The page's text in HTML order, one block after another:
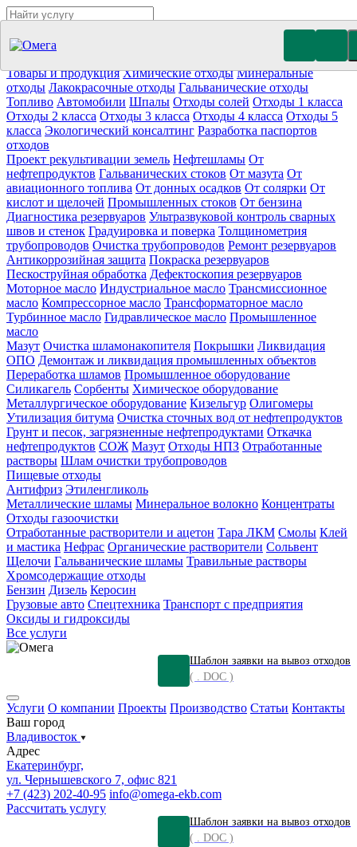
Демонтаж
резервуаров (10)
Нефтепродукты
Товары и продукция Химические отходы Минеральные
отходы Лакокрасочные отходы Гальванические отходы
Топливо Автомобили Шпалы Отходы солей Отходы 1 класса
Отходы 2 класса Отходы 3 класса Отходы 4 класса Отходы 5
класса Экологический консалтинг Разработка паспортов
отходов
Проект рекультивации земель Нефтешламы От
нефтепродуктов Гальванических стоков От мазута От
авиационного топлива От донных осадков От солярки От
кислот и щелочей Промышленных стоков От бензина
Диагностика резервуаров Ультразвуковой контроль сварных
швов и стенок Градуировка и поверка Толщинометрия
трубопроводов Очистка трубопроводов Ремонт резервуаров
Антикоррозийная защита Покраска резервуаров
Пескоструйная обработка Дефектоскопия резервуаров
Моторное масло Индустриальное масло Трансмиссионное
масло Компрессорное масло Трансформаторное масло
Турбинное масло Гидравлическое масло Промышленное
масло
Мазут Очистка шламонакопителя Покрышки Ликвидация
ОПО Демонтаж и ликвидация промышленных объектов
Переработка шламов Промышленное оборудование
Силикагель Сорбенты Химическое оборудование
Металлургическое оборудование Кизельгур Олигомеры
Утилизация битума Очистка сточных вод от нефтепродуктов
Грунт и песок, загрязненные нефтепродуктами Откачка
нефтепродуктов СОЖ Мазут Отходы НПЗ Отработанные
растворы Шлам очистки трубопроводов
Пищевые отходы
Антифриз Этиленгликоль
Металлические шламы Минеральное волокно Концентраты
Отходы газоочистки
Отработанные растворители и ацетон Тара ЛКМ Смолы Клей
и мастика Нефрас Органические растворители Сольвент
Щелочи Гальванические шламы Травильные растворы
Хромсодержащие отходы
Бензин Дизель Керосин
Грузовые авто Спецтехника Транспорт с предприятия
Оксиды и гидроксиды
Все услуги
Шаблон заявки на вывоз отходов
( . DOC )
Услуги О компании Проекты Производство Статьи Контакты
Ваш город
Владивосток
Адрес
Екатеринбург,
ул. Чернышевского 7, офис 821
+7 (423) 202-40-95 info@omega-ekb.com
Рассчитать услугу
Шаблон заявки на вывоз отходов
( . DOC )